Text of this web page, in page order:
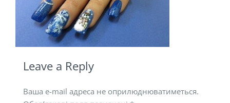
Leave a Reply
Ваша e-mail адреса не оприлюднюватиметься.